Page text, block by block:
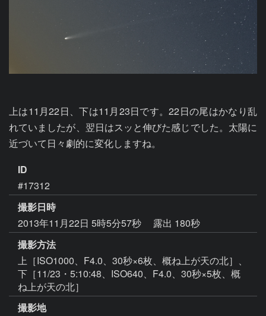
上は11月22日、下は11月23日です。22日の尾はかなり乱
れていましたが、翌日はスッと伸びた感じでした。太陽に
近づいて日々劇的に変化しますね。
ID
#17312
撮影日時
2013年11月22日 5時5分57秒
露出 180秒
撮影方法
上［ISO1000、F4.0、30秒×6枚、概ね上が天の北］、
下［11/23・5:10:48、ISO640、F4.0、30秒×5枚、概
ね上が天の北］
撮影地